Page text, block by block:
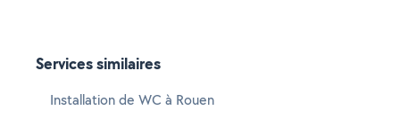
Services similaires
Installation de WC à Rouen